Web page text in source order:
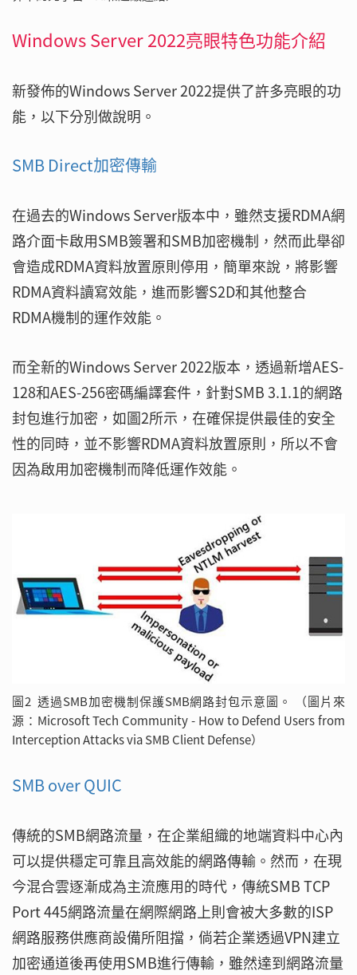
Windows Server 2022亮眼特色功能介紹
新發佈的Windows Server 2022提供了許多亮眼的功
能，以下分別做說明。
SMB Direct加密傳輸
在過去的Windows Server版本中，雖然支援RDMA網
路介面卡啟用SMB簽署和SMB加密機制，然而此舉卻
會造成RDMA資料放置原則停用，簡單來說，將影響
RDMA資料讀寫效能，進而影響S2D和其他整合
RDMA機制的運作效能。
而全新的Windows Server 2022版本，透過新增AES-
128和AES-256密碼編譯套件，針對SMB 3.1.1的網路
封包進行加密，如圖2所示，在確保提供最佳的安全
性的同時，並不影響RDMA資料放置原則，所以不會
因為啟用加密機制而降低運作效能。
圖2 透過SMB加密機制保護SMB網路封包示意圖。 （圖片來
源：Microsoft Tech Community - How to Defend Users from
Interception Attacks via SMB Client Defense）
SMB over QUIC
傳統的SMB網路流量，在企業組織的地端資料中心內
可以提供穩定可靠且高效能的網路傳輸。然而，在現
今混合雲逐漸成為主流應用的時代，傳統SMB TCP
Port 445網路流量在網際網路上則會被大多數的ISP
網路服務供應商設備所阻擋，倘若企業透過VPN建立
加密通道後再使用SMB進行傳輸，雖然達到網路流量